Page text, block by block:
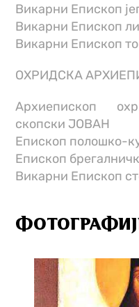
Викарни Епископ
Викарни Епископ
Викарни Епископ
ОХРИДСКА
Архиепископ
скопски ЈОВАН
Епископ полошко-
Епископ
Викарни Епископ